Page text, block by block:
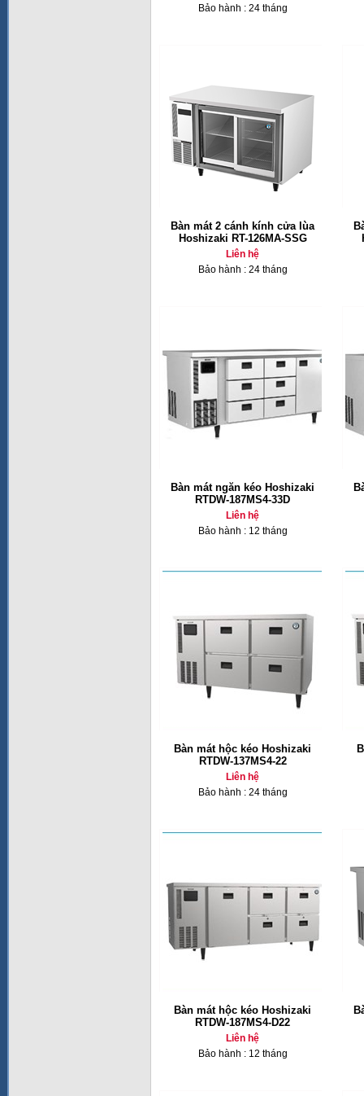
Bảo hành : 24 tháng
Bàn mát 2 cánh kính cửa lùa
Hoshizaki RT-126MA-SSG
Liên hệ
Bảo hành : 24 tháng
Bàn mát ngăn kéo Hoshizaki
RTDW-187MS4-33D
Liên hệ
Bảo hành : 12 tháng
Bàn mát hộc kéo Hoshizaki
RTDW-137MS4-22
Liên hệ
Bảo hành : 24 tháng
Bàn mát hộc kéo Hoshizaki
RTDW-187MS4-D22
Liên hệ
Bảo hành : 12 tháng